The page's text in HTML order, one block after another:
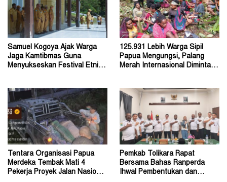
Samuel Kogoya Ajak Warga
Jaga Kamtibmas Guna
Menyukseskan Festival Etnik
125.931 Lebih Warga Sipil
Papua Mengungsi, Palang
Merah Internasional Diminta
Tentara Organisasi Papua
Merdeka Tembak Mati 4
Pekerja Proyek Jalan Nasional
Pemkab Tolikara Rapat
Bersama Bahas Ranperda
Ihwal Pembentukan dan